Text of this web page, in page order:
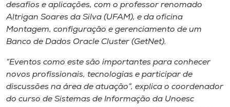
Museu
Unoesc
Selecione
desafios e aplicações, com o professor renomado
Altrigan Soares da Silva (UFAM), e da oficina
Montagem, configuração e gerenciamento de um
Banco de Dados Oracle Cluster (GetNet).
“Eventos como este são importantes para conhecer
novos profissionais, tecnologias e participar de
discussões na área de atuação”, explica o coordenador
do curso de Sistemas de Informação da Unoesc